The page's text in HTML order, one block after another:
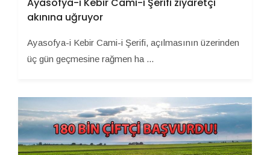
akınına uğruyor
Ayasofya-i Kebir Cami-i Şerifi, açılmasının üzerinden
üç gün geçmesine rağmen ha ...